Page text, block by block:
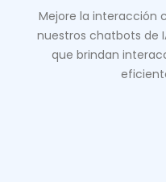
Mejore la interacción
nuestros chatbots de
que brindan